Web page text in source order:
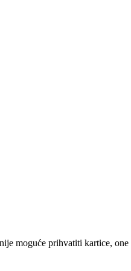
moguće prihvatiti kartice,